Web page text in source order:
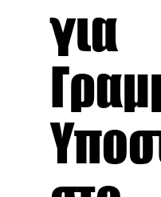
για